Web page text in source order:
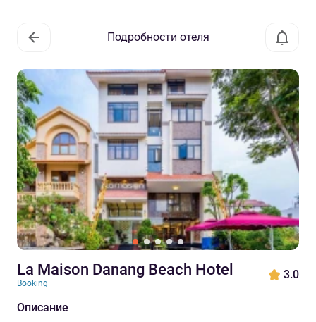
Подробности отеля
La Maison Danang Beach Hotel
Booking
3.0
Описание